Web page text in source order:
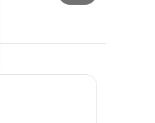
Studio Apartment, Sauna (24